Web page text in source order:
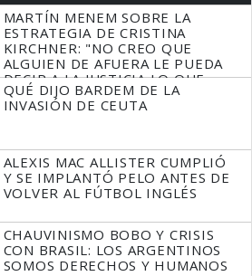
MARTÍN MENEM SOBRE LA
ESTRATEGIA DE CRISTINA
KIRCHNER: "NO CREO QUE
ALGUIEN DE AFUERA LE PUEDA
DECIR A LA JUSTICIA LO QUE
TIENE QUE HACER"
QUÉ DIJO BARDEM DE LA
INVASIÓN DE CEUTA
ALEXIS MAC ALLISTER CUMPLIÓ
Y SE IMPLANTÓ PELO ANTES DE
VOLVER AL FÚTBOL INGLÉS
CHAUVINISMO BOBO Y CRISIS
CON BRASIL: LOS ARGENTINOS
SOMOS DERECHOS Y HUMANOS